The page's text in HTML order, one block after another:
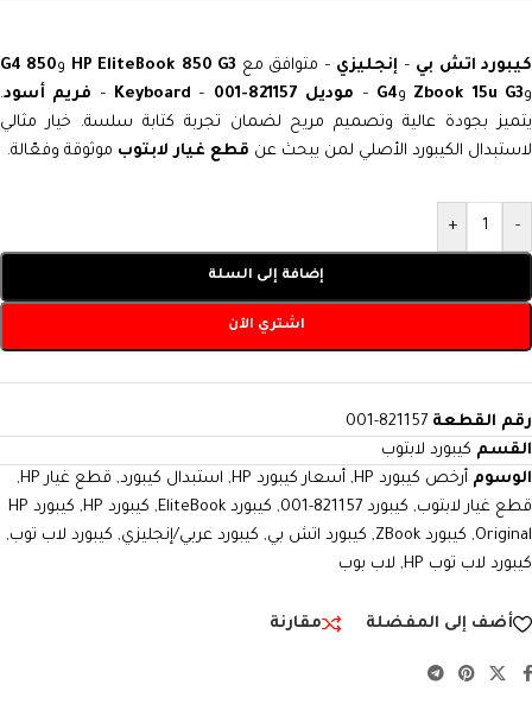
كيبورد اتش بي – إنجليزي – متوافق مع HP EliteBook 850 G3 و850 G4
وZbook 15u G3 وG4
– موديل 821157-001 –
Keyboard
– فريم أسود.
يتميز بجودة عالية وتصميم مريح لضمان تجربة كتابة سلسة. خيار مثالي
لاستبدال الكيبورد الأصلي لمن يبحث عن قطع غيار لابتوب موثوقة وفعّالة.
-
+
إضافة إلى السلة
اشتري الآن
رقم القطعة 821157-001
القسم كيبورد لابتوب
الوسوم أرخص كيبورد HP , أسعار كيبورد HP , استبدال كيبورد, قطع غيار HP
,
قطع غيار لابتوب, كيبورد 821157-001 , كيبورد EliteBook , كيبورد HP ,
كيبورد HP
Original
, كيبورد ZBook , كيبورد اتش بي, كيبورد عربي/إنجليزي, كيبورد لاب توب,
كيبورد لاب توب HP
, لاب بوب
أضف إلى المفضلة مقارنة